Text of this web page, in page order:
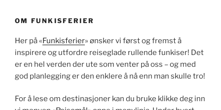
OM FUNKISFERIER
Her på «Funkisferier» ønsker vi først og fremst å
inspirere og utfordre reiseglade rullende funkiser! Det
er en hel verden der ute som venter på oss – og med
god planlegging er den enklere å nå enn man skulle tro!
For å lese om destinasjoner kan du bruke klikke deg inn